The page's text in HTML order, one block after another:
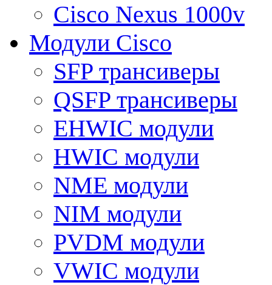
Cisco Nexus 1000v
Модули Cisco
SFP трансиверы
QSFP трансиверы
EHWIC модули
HWIC модули
NME модули
NIM модули
PVDM модули
VWIC модули